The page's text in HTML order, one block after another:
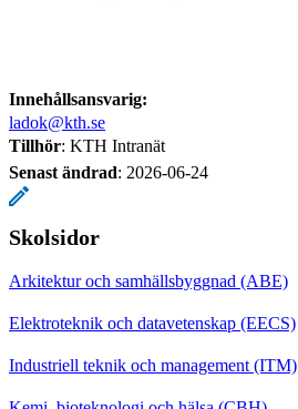
Innehållsansvarig:
ladok@kth.se
Tillhör: KTH Intranät
Senast ändrad: 2026-06-24
Skolsidor
Arkitektur och samhällsbyggnad (ABE)
Elektroteknik och datavetenskap (EECS)
Industriell teknik och management (ITM)